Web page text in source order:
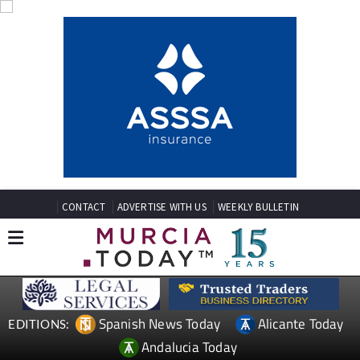
CONTACT ADVERTISE WITH US WEEKLY BULLETIN
EDITIONS: Spanish News Today
Alicante Today
Andalucia Today